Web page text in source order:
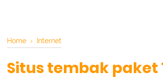
Home › Internet
Situs tembak paket